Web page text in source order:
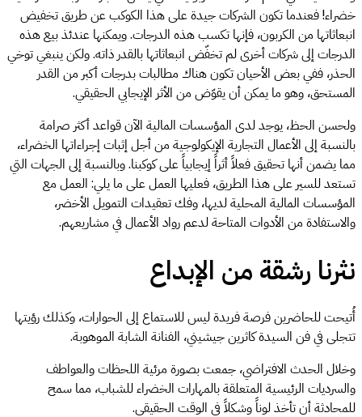
خضراء! فعندما تكون الشركات جيدة على هذا الكوكب عن طريق تخفيض
انبعاثاتها من الكربون، فإنها تكسب هذه الدرجات. ويمكنها عندئذ بيع هذه
الدرجات إلى شركات أخرى لم تخفّض انبعاثاتها بالقدر ذاته. ولكن ينبغي توخي
الحذر، ففي بعض الأحيان تكون هناك مطالبات بدرجات أكبر من القدر
المستحق، وهو ما يمكن أن يقوّض من الأثر الإيجابي الحقيقي.
ولحسن الحظ، يوجد لدى المؤسسات المالية الآن قواعد أكثر صرامة
بالنسبة إلى الأعمال التجارية الإيكولوجية من أجل إثبات إجراءاتها الخضراء،
مما يضمن أنها تحقيق فعلاً أثراً إيجابياً على كوكبنا. وبالنسبة إلى الجهات التي
تستعد للسير على هذا الطريق، فعليها العمل على ما يلي: العمل مع
المؤسسات المالية المحلية لديها، وفك تعقيدات التمويل الأخضر،
والاستفادة من الأدوات المتاحة لدعم رواد الأعمال في مشاريعهم.
نثرنا رشقة من الإبداع
أُتيحت للحاضرين فرصة فريدة ليس للاستماع إلى الحوارات، وكذلك رؤيتها
تتجلى في فن السيدة كاثرين جيشيني، الفنانة الشابة الموهوبة.
وخلال الحدث الافتراضي، جمعت بصورة مرئية اللحظات والعواطف
والسرديات الرئيسية المتعلقة بالمهارات الخضراء للشباب، مما سمح
للمحادثة أن تأخذ لوناً وشكلاً في الوقت الحقيقي.